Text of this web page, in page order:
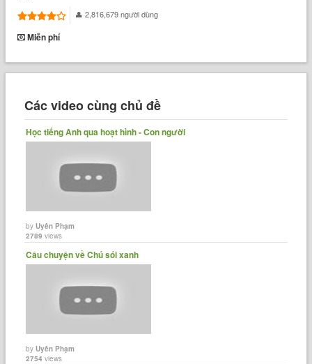
2,816,679 người dùng
Miễn phí
Các video cùng chủ đề
Học tiếng Anh qua hoạt hình - Con người
byUyên Phạm
2789 views
Câu chuyện về Chú sói xanh
byUyên Phạm
2754 views